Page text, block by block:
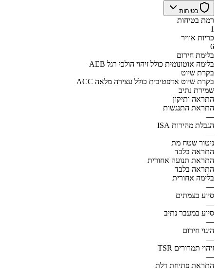
בטיחות
רמת בטיחות
1
כריות אוויר
6
בלימת חירום
AEB בלימה אוטונומית כולל זיהוי הולכי רגל
בקרת שיוט
ACC בקרת שיוט אדפטיבית כולל עצירה מלאה
שמירת נתיב
התראה ותיקון
התראת התנגשות
—
הגבלת מהירות ISA
—
ניטור שטח מת
התראה בלבד
התראת תנועה אחורית
התראה בלבד
בלימה אחורית
—
סיוע בצמתים
—
סיוע במעבר נתיב
—
היגוי חירום
—
זיהוי תמרורים TSR
—
התראת פתיחת דלת